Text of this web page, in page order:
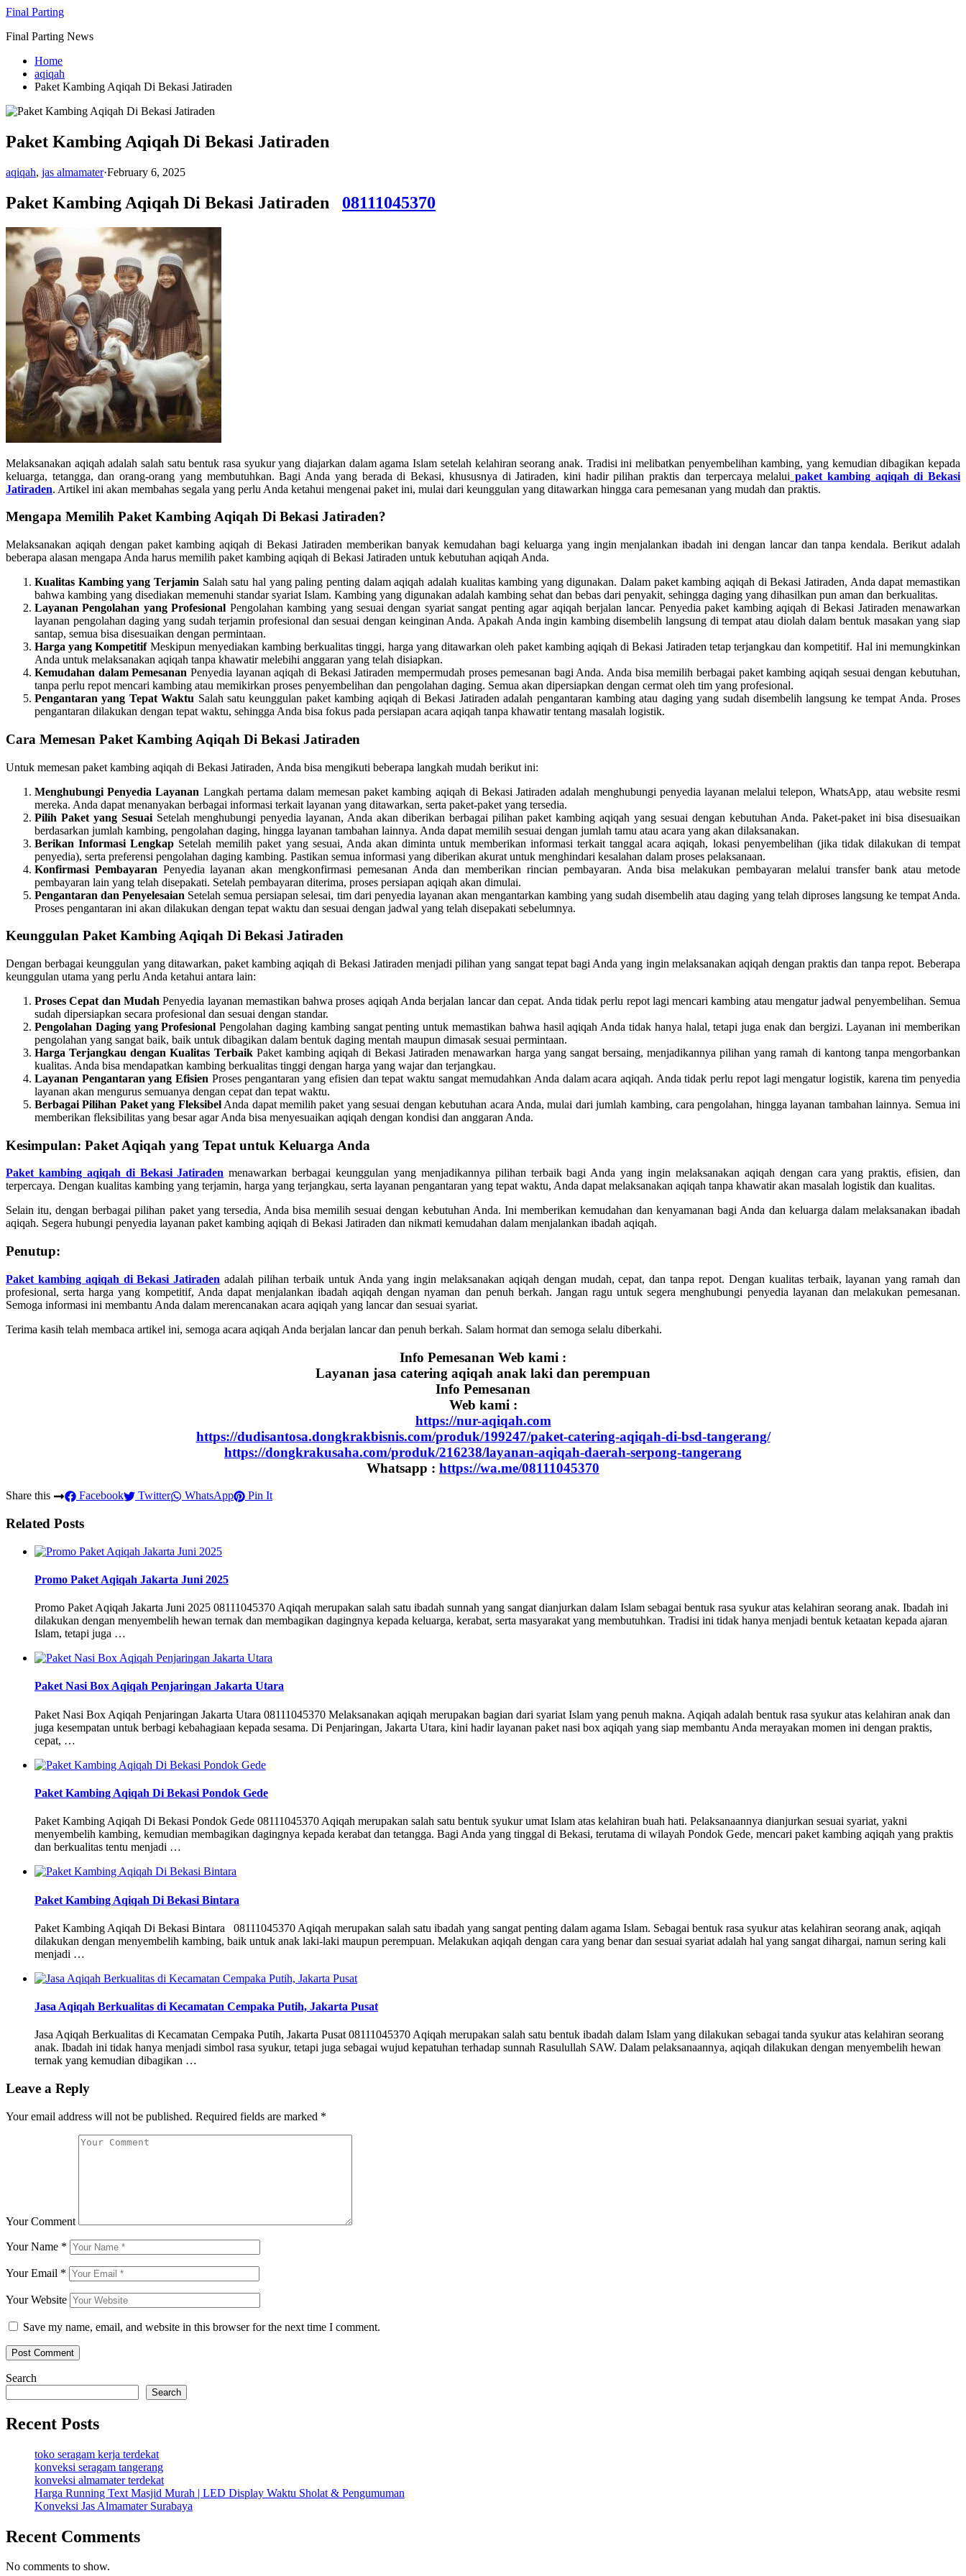
Skip
content
Final Parting
Final Parting News
Home
aqiqah
Paket Kambing Aqiqah Di Bekasi Jatiraden
Paket Kambing Aqiqah Di Bekasi Jatiraden
aqiqah, jas almamater·February 6, 2025
Paket Kambing Aqiqah Di Bekasi Jatiraden 08111045370
Melaksanakan aqiqah adalah salah satu bentuk rasa syukur yang diajarkan dalam agama Islam setelah kelahiran seorang anak. Tradisi ini melibatkan penyembelihan kambing, yang kemudian dibagikan kepada
keluarga, tetangga, dan orang-orang yang membutuhkan. Bagi Anda yang berada di Bekasi, khususnya di Jatiraden, kini hadir pilihan praktis dan terpercaya melalui paket kambing aqiqah di Bekasi
Jatiraden. Artikel ini akan membahas segala yang perlu Anda ketahui mengenai paket ini, mulai dari keunggulan yang ditawarkan hingga cara pemesanan yang mudah dan praktis.
Mengapa Memilih Paket Kambing Aqiqah Di Bekasi Jatiraden?
Melaksanakan aqiqah dengan paket kambing aqiqah di Bekasi Jatiraden memberikan banyak kemudahan bagi keluarga yang ingin menjalankan ibadah ini dengan lancar dan tanpa kendala. Berikut adalah
beberapa alasan mengapa Anda harus memilih paket kambing aqiqah di Bekasi Jatiraden untuk kebutuhan aqiqah Anda.
Kualitas Kambing yang Terjamin Salah satu hal yang paling penting dalam aqiqah adalah kualitas kambing yang digunakan. Dalam paket kambing aqiqah di Bekasi Jatiraden, Anda dapat memastikan
bahwa kambing yang disediakan memenuhi standar syariat Islam. Kambing yang digunakan adalah kambing sehat dan bebas dari penyakit, sehingga daging yang dihasilkan pun aman dan berkualitas.
Layanan Pengolahan yang Profesional Pengolahan kambing yang sesuai dengan syariat sangat penting agar aqiqah berjalan lancar. Penyedia paket kambing aqiqah di Bekasi Jatiraden menawarkan
layanan pengolahan daging yang sudah terjamin profesional dan sesuai dengan keinginan Anda. Apakah Anda ingin kambing disembelih langsung di tempat atau diolah dalam bentuk masakan yang siap
santap, semua bisa disesuaikan dengan permintaan.
Harga yang KompetitifMeskipun menyediakan kambing berkualitas tinggi, harga yang ditawarkan oleh paket kambing aqiqah di Bekasi Jatiraden tetap terjangkau dan kompetitif. Hal ini memungkinkan
Anda untuk melaksanakan aqiqah tanpa khawatir melebihi anggaran yang telah disiapkan.
Kemudahan dalam Pemesanan Penyedia layanan aqiqah di Bekasi Jatiraden mempermudah proses pemesanan bagi Anda. Anda bisa memilih berbagai paket kambing aqiqah sesuai dengan kebutuhan,
tanpa perlu repot mencari kambing atau memikirkan proses penyembelihan dan pengolahan daging. Semua akan dipersiapkan dengan cermat oleh tim yang profesional.
Pengantaran yang Tepat Waktu Salah satu keunggulan paket kambing aqiqah di Bekasi Jatiraden adalah pengantaran kambing atau daging yang sudah disembelih langsung ke tempat Anda. Proses
pengantaran dilakukan dengan tepat waktu, sehingga Anda bisa fokus pada persiapan acara aqiqah tanpa khawatir tentang masalah logistik.
Cara Memesan Paket Kambing Aqiqah Di Bekasi Jatiraden
Untuk memesan paket kambing aqiqah di Bekasi Jatiraden, Anda bisa mengikuti beberapa langkah mudah berikut ini:
Menghubungi Penyedia Layanan Langkah pertama dalam memesan paket kambing aqiqah di Bekasi Jatiraden adalah menghubungi penyedia layanan melalui telepon, WhatsApp, atau website resmi
mereka. Anda dapat menanyakan berbagai informasi terkait layanan yang ditawarkan, serta paket-paket yang tersedia.
Pilih Paket yang SesuaiSetelah menghubungi penyedia layanan, Anda akan diberikan berbagai pilihan paket kambing aqiqah yang sesuai dengan kebutuhan Anda. Paket-paket ini bisa disesuaikan
berdasarkan jumlah kambing, pengolahan daging, hingga layanan tambahan lainnya. Anda dapat memilih sesuai dengan jumlah tamu atau acara yang akan dilaksanakan.
Berikan Informasi Lengkap Setelah memilih paket yang sesuai, Anda akan diminta untuk memberikan informasi terkait tanggal acara aqiqah, lokasi penyembelihan (jika tidak dilakukan di tempat
penyedia), serta preferensi pengolahan daging kambing. Pastikan semua informasi yang diberikan akurat untuk menghindari kesalahan dalam proses pelaksanaan.
Konfirmasi Pembayaran Penyedia layanan akan mengkonfirmasi pemesanan Anda dan memberikan rincian pembayaran. Anda bisa melakukan pembayaran melalui transfer bank atau metode
pembayaran lain yang telah disepakati. Setelah pembayaran diterima, proses persiapan aqiqah akan dimulai.
Pengantaran dan Penyelesaian Setelah semua persiapan selesai, tim dari penyedia layanan akan mengantarkan kambing yang sudah disembelih atau daging yang telah diproses langsung ke tempat Anda.
Proses pengantaran ini akan dilakukan dengan tepat waktu dan sesuai dengan jadwal yang telah disepakati sebelumnya.
Keunggulan Paket Kambing Aqiqah Di Bekasi Jatiraden
Dengan berbagai keunggulan yang ditawarkan, paket kambing aqiqah di Bekasi Jatiraden menjadi pilihan yang sangat tepat bagi Anda yang ingin melaksanakan aqiqah dengan praktis dan tanpa repot. Beberapa
keunggulan utama yang perlu Anda ketahui antara lain:
Proses Cepat dan Mudah Penyedia layanan memastikan bahwa proses aqiqah Anda berjalan lancar dan cepat. Anda tidak perlu repot lagi mencari kambing atau mengatur jadwal penyembelihan. Semua
sudah dipersiapkan secara profesional dan sesuai dengan standar.
Pengolahan Daging yang Profesional Pengolahan daging kambing sangat penting untuk memastikan bahwa hasil aqiqah Anda tidak hanya halal, tetapi juga enak dan bergizi. Layanan ini memberikan
pengolahan yang sangat baik, baik untuk dibagikan dalam bentuk daging mentah maupun dimasak sesuai permintaan.
Harga Terjangkau dengan Kualitas TerbaikPaket kambing aqiqah di Bekasi Jatiraden menawarkan harga yang sangat bersaing, menjadikannya pilihan yang ramah di kantong tanpa mengorbankan
kualitas. Anda bisa mendapatkan kambing berkualitas tinggi dengan harga yang wajar dan terjangkau.
Layanan Pengantaran yang Efisien Proses pengantaran yang efisien dan tepat waktu sangat memudahkan Anda dalam acara aqiqah. Anda tidak perlu repot lagi mengatur logistik, karena tim penyedia
layanan akan mengurus semuanya dengan cepat dan tepat waktu.
Berbagai Pilihan Paket yang FleksibelAnda dapat memilih paket yang sesuai dengan kebutuhan acara Anda, mulai dari jumlah kambing, cara pengolahan, hingga layanan tambahan lainnya. Semua ini
memberikan fleksibilitas yang besar agar Anda bisa menyesuaikan aqiqah dengan kondisi dan anggaran Anda.
Kesimpulan: Paket Aqiqah yang Tepat untuk Keluarga Anda
Paket kambing aqiqah di Bekasi Jatiraden menawarkan berbagai keunggulan yang menjadikannya pilihan terbaik bagi Anda yang ingin melaksanakan aqiqah dengan cara yang praktis, efisien, dan
terpercaya. Dengan kualitas kambing yang terjamin, harga yang terjangkau, serta layanan pengantaran yang tepat waktu, Anda dapat melaksanakan aqiqah tanpa khawatir akan masalah logistik dan kualitas.
Selain itu, dengan berbagai pilihan paket yang tersedia, Anda bisa memilih sesuai dengan kebutuhan Anda. Ini memberikan kemudahan dan kenyamanan bagi Anda dan keluarga dalam melaksanakan ibadah
aqiqah. Segera hubungi penyedia layanan paket kambing aqiqah di Bekasi Jatiraden dan nikmati kemudahan dalam menjalankan ibadah aqiqah.
Penutup:
Paket kambing aqiqah di Bekasi Jatiraden adalah pilihan terbaik untuk Anda yang ingin melaksanakan aqiqah dengan mudah, cepat, dan tanpa repot. Dengan kualitas terbaik, layanan yang ramah dan
profesional, serta harga yang kompetitif, Anda dapat menjalankan ibadah aqiqah dengan nyaman dan penuh berkah. Jangan ragu untuk segera menghubungi penyedia layanan dan melakukan pemesanan.
Semoga informasi ini membantu Anda dalam merencanakan acara aqiqah yang lancar dan sesuai syariat.
Terima kasih telah membaca artikel ini, semoga acara aqiqah Anda berjalan lancar dan penuh berkah. Salam hormat dan semoga selalu diberkahi.
Info Pemesanan Web kami :
Layanan jasa catering aqiqah anak laki dan perempuan
Info Pemesanan
Web kami :
https://nur-aqiqah.com
https://dudisantosa.dongkrakbisnis.com/produk/199247/paket-catering-aqiqah-di-bsd-tangerang/
https://dongkrakusaha.com/produk/216238/layanan-aqiqah-daerah-serpong-tangerang
Whatsapp : https://wa.me/08111045370
Share this Facebook Twitter WhatsApp Pin It
Related Posts
Promo Paket Aqiqah Jakarta Juni 2025
Promo Paket Aqiqah Jakarta Juni 2025 08111045370 Aqiqah merupakan salah satu ibadah sunnah yang sangat dianjurkan dalam Islam sebagai bentuk rasa syukur atas kelahiran seorang anak. Ibadah ini
dilakukan dengan menyembelih hewan ternak dan membagikan dagingnya kepada keluarga, kerabat, serta masyarakat yang membutuhkan. Tradisi ini tidak hanya menjadi bentuk ketaatan kepada ajaran
Islam, tetapi juga …
Paket Nasi Box Aqiqah Penjaringan Jakarta Utara
Paket Nasi Box Aqiqah Penjaringan Jakarta Utara 08111045370 Melaksanakan aqiqah merupakan bagian dari syariat Islam yang penuh makna. Aqiqah adalah bentuk rasa syukur atas kelahiran anak dan
juga kesempatan untuk berbagi kebahagiaan kepada sesama. Di Penjaringan, Jakarta Utara, kini hadir layanan paket nasi box aqiqah yang siap membantu Anda merayakan momen ini dengan praktis,
cepat, …
Paket Kambing Aqiqah Di Bekasi Pondok Gede
Paket Kambing Aqiqah Di Bekasi Pondok Gede 08111045370 Aqiqah merupakan salah satu bentuk syukur umat Islam atas kelahiran buah hati. Pelaksanaannya dianjurkan sesuai syariat, yakni
menyembelih kambing, kemudian membagikan dagingnya kepada kerabat dan tetangga. Bagi Anda yang tinggal di Bekasi, terutama di wilayah Pondok Gede, mencari paket kambing aqiqah yang praktis
dan berkualitas tentu menjadi …
Paket Kambing Aqiqah Di Bekasi Bintara
Paket Kambing Aqiqah Di Bekasi Bintara 08111045370 Aqiqah merupakan salah satu ibadah yang sangat penting dalam agama Islam. Sebagai bentuk rasa syukur atas kelahiran seorang anak, aqiqah
dilakukan dengan menyembelih kambing, baik untuk anak laki-laki maupun perempuan. Melakukan aqiqah dengan cara yang benar dan sesuai syariat adalah hal yang sangat dihargai, namun sering kali
menjadi …
Jasa Aqiqah Berkualitas di Kecamatan Cempaka Putih, Jakarta Pusat
Jasa Aqiqah Berkualitas di Kecamatan Cempaka Putih, Jakarta Pusat 08111045370 Aqiqah merupakan salah satu bentuk ibadah dalam Islam yang dilakukan sebagai tanda syukur atas kelahiran seorang
anak. Ibadah ini tidak hanya menjadi simbol rasa syukur, tetapi juga sebagai wujud kepatuhan terhadap sunnah Rasulullah SAW. Dalam pelaksanaannya, aqiqah dilakukan dengan menyembelih hewan
ternak yang kemudian dibagikan …
Leave a Reply
Your email address will not be published. Required fields are marked *
Your Comment
Your Name *
Your Email *
Your Website
Save my name, email, and website in this browser for the next time I comment.
Search
Search
Recent Posts
toko seragam kerja terdekat
konveksi seragam tangerang
konveksi almamater terdekat
Harga Running Text Masjid Murah | LED Display Waktu Sholat & Pengumuman
Konveksi Jas Almamater Surabaya
Recent Comments
No comments to show.